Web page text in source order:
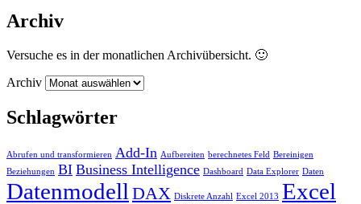
Archiv
Versuche es in der monatlichen Archivübersicht. 🙂
Archiv
Schlagwörter
Abrufen und transformieren Add-In Aufbereiten berechnetes Feld Bereinigen
Beziehungen BI Business Intelligence Dashboard Data Explorer Daten
Datenmodell DAX Diskrete Anzahl Excel 2013 Excel